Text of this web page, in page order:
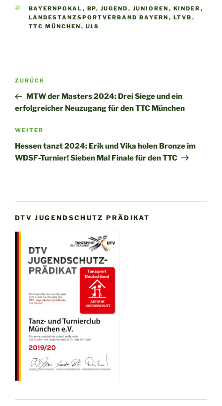
SCHLAGWÖRTER
BAYERNPOKAL , BP, JUGEND , JUNIOREN , KINDER ,
LANDESTANZSPORTVERBAND BAYERN , LTVB ,
TTC MÜNCHEN , U18
Beitragsnavigation
Vorheriger
Beitrag
ZURÜCK
MTW der Masters 2024: Drei Siege und ein
erfolgreicher Neuzugang für den TTC München
Nächster
Beitrag
WEITER
Hessen tanzt 2024: Erik und Vika holen Bronze im
WDSF-Turnier! Sieben Mal Finale für den TTC
DTV JUGENDSCHUTZ PRÄDIKAT